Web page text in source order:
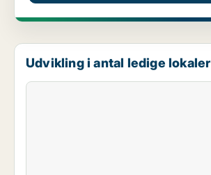
Udvikling i antal ledige lokaler